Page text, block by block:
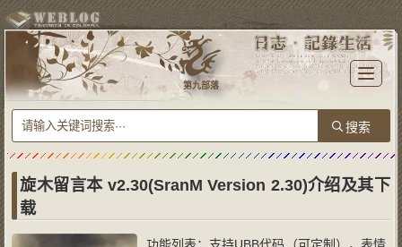
T
o
l
e
n
a
t
n
第九部落
旋木留言本 v2.30(SranM Version 2.30)介绍及其下
载